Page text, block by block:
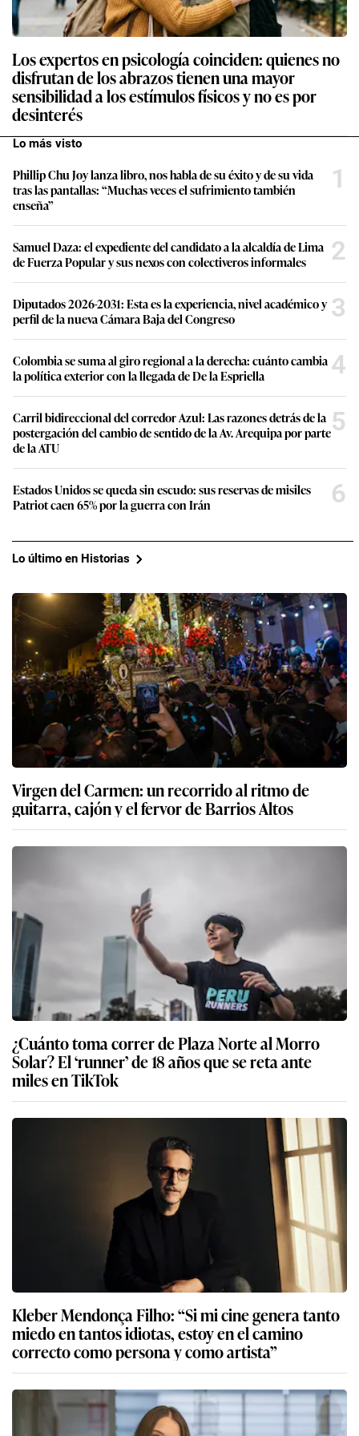
Los expertos en psicología coinciden: quienes no
disfrutan de los abrazos tienen una mayor
sensibilidad a los estímulos físicos y no es por
desinterés
Lo más visto
Phillip Chu Joy lanza libro, nos habla de su éxito y de su vida
tras las pantallas: “Muchas veces el sufrimiento también
enseña”
1
Samuel Daza: el expediente del candidato a la alcaldía de Lima
de Fuerza Popular y sus nexos con colectiveros informales
2
Diputados 2026-2031: Esta es la experiencia, nivel académico y
perfil de la nueva Cámara Baja del Congreso
3
Colombia se suma al giro regional a la derecha: cuánto cambia
la política exterior con la llegada de De la Espriella
4
Carril bidireccional del corredor Azul: Las razones detrás de la
postergación del cambio de sentido de la Av. Arequipa por parte
de la ATU
5
Estados Unidos se queda sin escudo: sus reservas de misiles
Patriot caen 65% por la guerra con Irán
6
Lo último en Historias
Virgen del Carmen: un recorrido al ritmo de
guitarra, cajón y el fervor de Barrios Altos
¿Cuánto toma correr de Plaza Norte al Morro
Solar? El ‘runner’ de 18 años que se reta ante
miles en TikTok
Kleber Mendonça Filho: “Si mi cine genera tanto
miedo en tantos idiotas, estoy en el camino
correcto como persona y como artista”